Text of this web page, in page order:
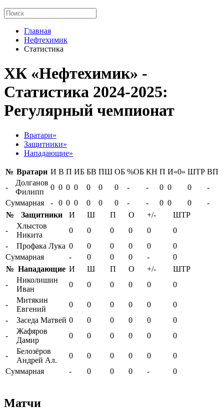
Главная
Нефтехимик
Статистика
ХК «Нефтехимик» -
Статистика 2024-2025:
Регулярный чемпионат
Вратари»
Защитники»
Нападающие»
№ Вратари И В П ИБ БВ ПШ ОБ %ОБ КН П И«0» ШТР ВП
-
Долганов
Филипп
0 0 0 0 0 0 0 - - 0 0 0
-
Суммарная
- 0 0 0 0 0 0 - - 0 0 0
-
№
Защитники И Ш П О +/-
ШТР
-
Хлыстов
Никита
0 0 0 0 0
0
-
Профака Лука 0 0 0 0 0
0
Суммарная
- 0 0 0 -
0
№ Нападающие И Ш П О +/-
ШТР
-
Николишин
Иван
0 0 0 0 0 0
-
Митякин
Евгений
0 0 0 0 0
0
-
Заседа Матвей 0 0 0 0 0
0
-
Жафяров
Дамир
0 0 0 0 0 0
-
Белозёров
Андрей Ал.
0 0 0 0 0
0
Суммарная
- 0 0 0 - 0
Матчи